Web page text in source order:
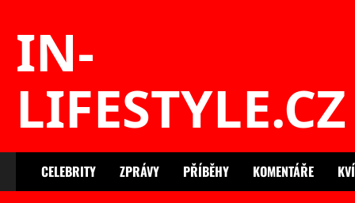
IN-
LIFESTYLE.CZ
CELEBRITY ZPRÁVY PŘÍBĚHY KOMENTÁŘE